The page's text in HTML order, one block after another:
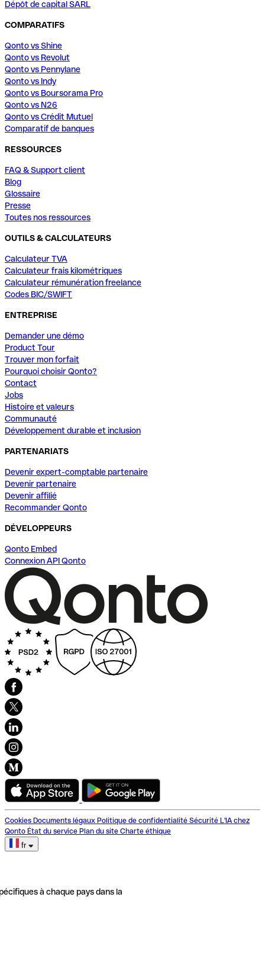
Dépôt de capital SARL
COMPARATIFS
Qonto vs Shine
Qonto vs Revolut
Qonto vs Pennylane
Qonto vs Indy
Qonto vs Boursorama Pro
Qonto vs N26
Qonto vs Crédit Mutuel
Comparatif de banques
RESSOURCES
FAQ & Support client
Blog
Glossaire
Presse
Toutes nos ressources
OUTILS & CALCULATEURS
Calculateur TVA
Calculateur frais kilométriques
Calculateur rémunération freelance
Codes BIC/SWIFT
ENTREPRISE
Demander une démo
Product Tour
Trouver mon forfait
Pourquoi choisir Qonto?
Contact
Jobs
Histoire et valeurs
Communauté
Développement durable et inclusion
PARTENARIATS
Devenir expert-comptable partenaire
Devenir partenaire
Devenir affilié
Recommander Qonto
DÉVELOPPEURS
Qonto Embed
Connexion API Qonto
Cookies Documents légaux Politique de confidentialité Sécurité L'IA chez
Qonto État du service Plan du site Charte éthique
fr
à chaque pays dans la